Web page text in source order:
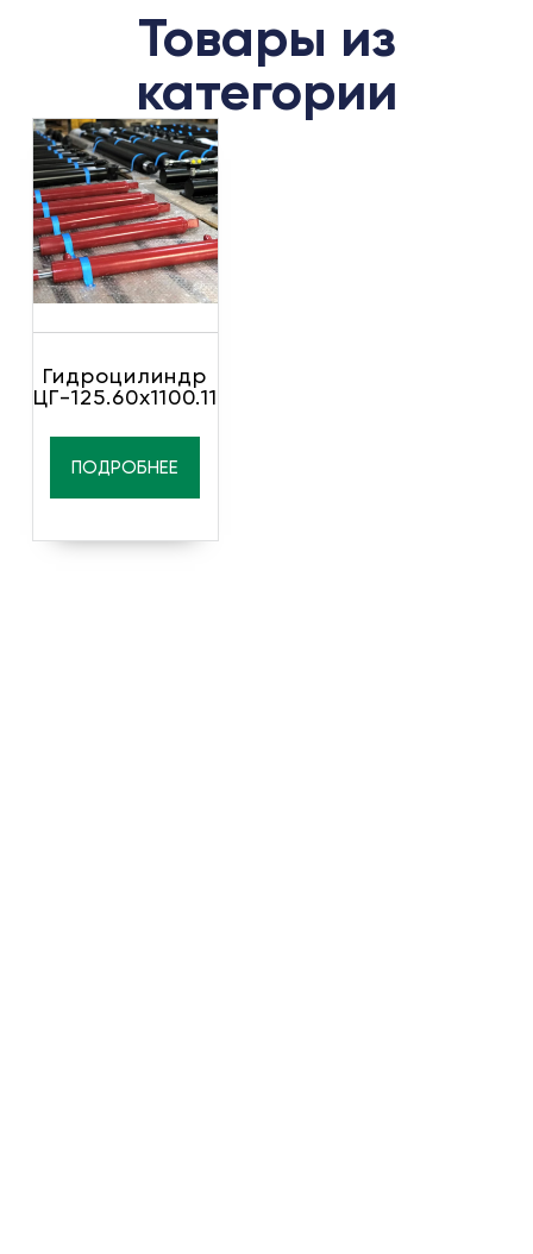
Товары из
категории
Гидроцилиндр
ЦГ-125.60х1100.11
ПОДРОБНЕЕ